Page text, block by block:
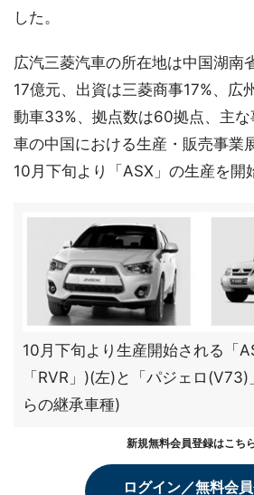
した。
広汽三菱汽車の所在地は中国湖南
17億元、出資は三菱商事17%、広
動車33%、拠点数は60拠点、主
車の中国における生産・販売事業
10月下旬より「ASX」の生産を開
10月下旬より生産開始される「
「RVR」)(左)と「パジェロ
らの継承車種)
新規無料会員登録はこち
ログイン／無料会